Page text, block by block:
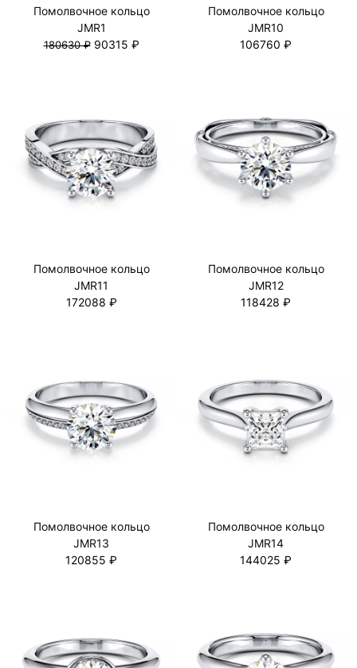
Помолвочное кольцо
JMR1
180630 ₽90315 ₽
Помолвочное кольцо
JMR10
106760 ₽
Помолвочное кольцо
JMR11
172088 ₽
Помолвочное кольцо
JMR12
118428 ₽
Помолвочное кольцо
JMR13
120855 ₽
Помолвочное кольцо
JMR14
144025 ₽